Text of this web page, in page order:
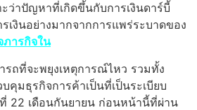
ว่าปัญหาที่เกิดขึ้นกับการเงินดาร์บี้
งินอย่างมากจากการแพร่ระบาดของ
ภารกิจใน
ถที่จะพยุงเหตุการณ์ไหว รวมทั้ง
คุมธุรกิจการค้าเป็นที่เป็นระเบียบ
22 เดือนกันยายน ก่อนหน้านี้ที่ผ่าน